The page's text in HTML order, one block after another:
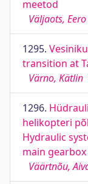
meetod
Väljaots, Eero
1295.
transition at
Värno, Kätlin
1296.
helikopteri
Hydraulic
main
Väärtnõu,